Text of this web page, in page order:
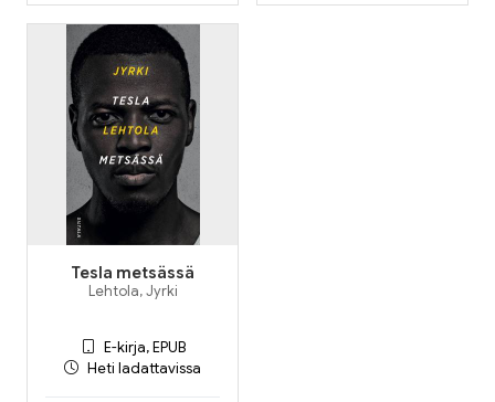
Tesla metsässä
Lehtola, Jyrki
E-kirja, EPUB
Heti ladattavissa